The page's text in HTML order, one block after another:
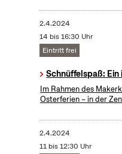
2.4.2024
14 bis 16:30 Uhr
Eintritt frei
Schnüffelspaß:
Im Rahmen des
Osterferien – in der
2.4.2024
11 bis 12:30 Uhr